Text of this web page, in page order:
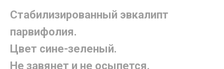
Стабилизированный эвкалипт
парвифолия.
Цвет сине-зеленый.
Не завянет и не осыпется.